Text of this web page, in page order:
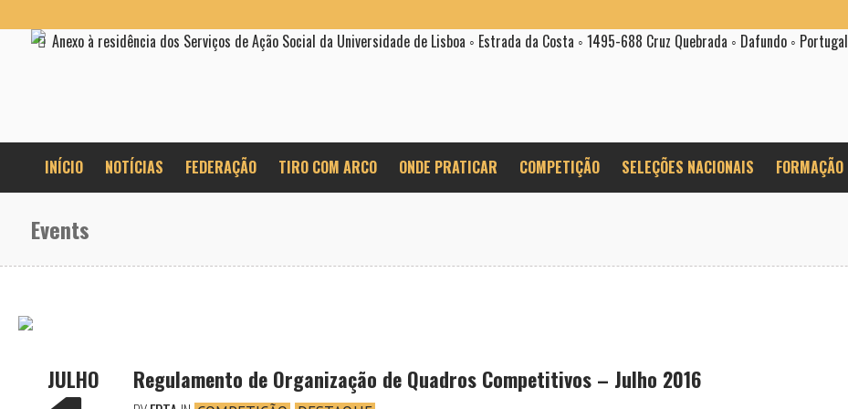
Anexo à residência dos Serviços de Ação Social da Universidade de Lisboa ◦ Estrada da Costa ◦ 1495-688 Cruz Quebrada ◦ Dafundo ◦ Portugal
INÍCIO NOTÍCIAS FEDERAÇÃO TIRO COM ARCO ONDE PRATICAR COMPETIÇÃO SELEÇÕES NACIONAIS FORMAÇÃO
Events
JULHO Regulamento de Organização de Quadros Competitivos – Julho 2016